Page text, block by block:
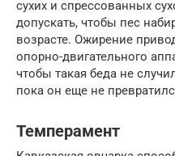
сухих и спрессованных
допускать, чтобы пес
возрасте. Ожирение
опорно-двигательного
чтобы такая беда не
пока он еще не
Темперамент